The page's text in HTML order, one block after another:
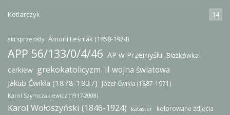
Kotlarczyk 14
akt sprzedaży Antoni Leśniak (1858-1924)
APP 56/133/0/4/46 AP w Przemyślu Błażkówka
cerkiew grekokatolicyzm II wojna światowa
Jakub Ćwikła (1878-1937) Józef Ćwikła (1887-1971)
Karol Szymczakiewicz (1917-2008)
Karol Wołoszyński (1846-1924) kataster kolorowane zdjęcia